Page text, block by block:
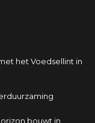
het Voedsellint in
bouwt in